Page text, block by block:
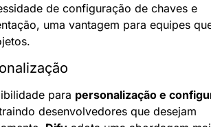
de configuração de chaves e
uma vantagem para equipes
para personalização e
desenvolvedores que desejam